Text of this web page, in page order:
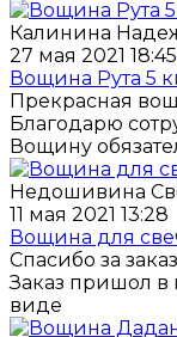
Калинина
27 мая 2021 18:45
Вощина Рута 5
Прекрасная
Благодарю
Вощину
Недошивина
11 мая 2021 13:28
Вощина для
Спасибо за заказ
Заказ пришол в
виде